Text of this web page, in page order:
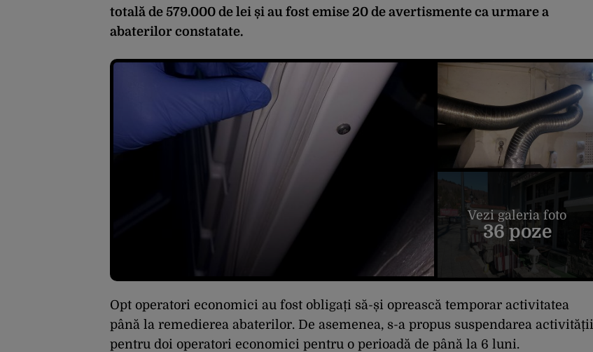
totală de 579.000 de lei și au fost emise 20 de avertismente ca urmare a
abaterilor constatate.
Vezi galeria foto
36 poze
Opt operatori economici au fost obligați să-și oprească temporar activitatea
până la remedierea abaterilor. De asemenea, s-a propus suspendarea activității
pentru doi operatori economici pentru o perioadă de până la 6 luni.